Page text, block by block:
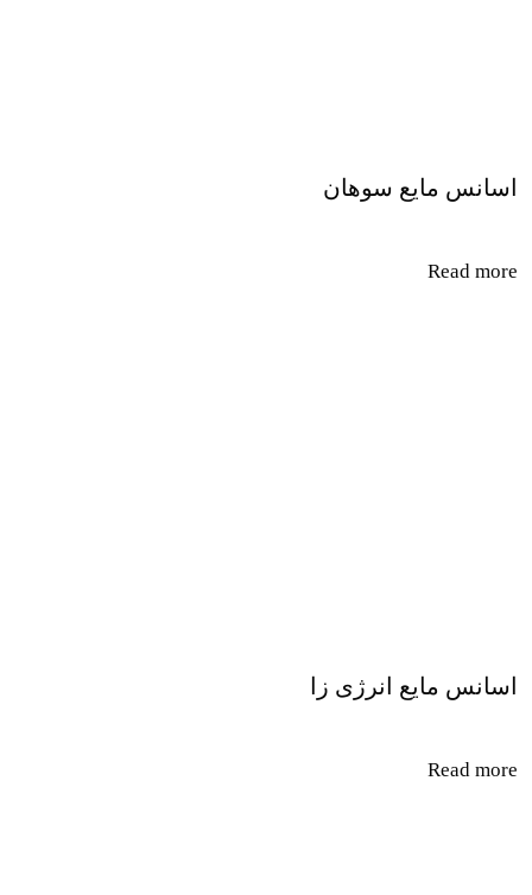
اسانس مایع سوهان
Read more
اسانس مایع انرژی زا
Read more